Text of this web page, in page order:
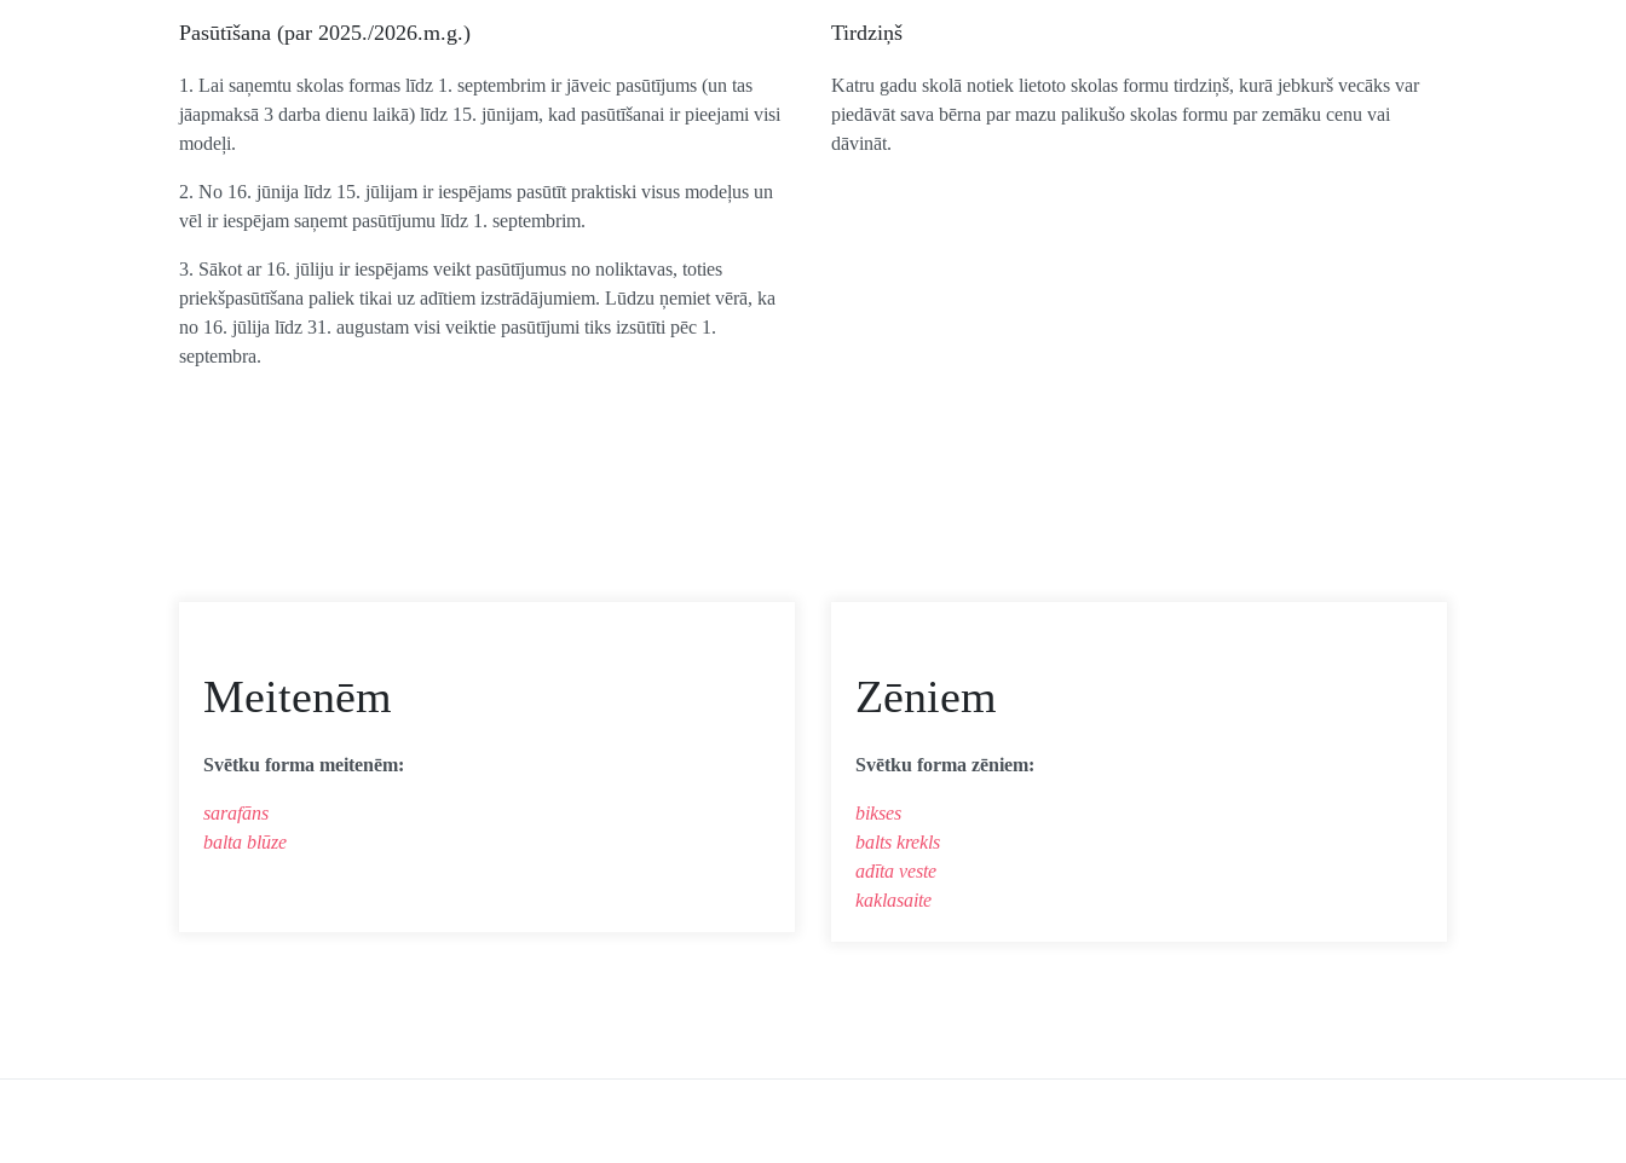
Pasūtīšana (par 2025./2026.m.g.)
1. Lai saņemtu skolas formas līdz 1. septembrim ir jāveic pasūtījums (un tas
jāapmaksā 3 darba dienu laikā) līdz 15. jūnijam, kad pasūtīšanai ir pieejami visi
modeļi.
2. No 16. jūnija līdz 15. jūlijam ir iespējams pasūtīt praktiski visus modeļus un
vēl ir iespējam saņemt pasūtījumu līdz 1. septembrim.
3. Sākot ar 16. jūliju ir iespējams veikt pasūtījumus no noliktavas, toties
priekšpasūtīšana paliek tikai uz adītiem izstrādājumiem. Lūdzu ņemiet vērā, ka
no 16. jūlija līdz 31. augustam visi veiktie pasūtījumi tiks izsūtīti pēc 1.
septembra.
Tirdziņš
Katru gadu skolā notiek lietoto skolas formu tirdziņš, kurā jebkurš vecāks var
piedāvāt sava bērna par mazu palikušo skolas formu par zemāku cenu vai
dāvināt.
Meitenēm
Svētku forma meitenēm:
sarafāns
balta blūze
Zēniem
Svētku forma zēniem:
bikses
balts krekls
adīta veste
kaklasaite